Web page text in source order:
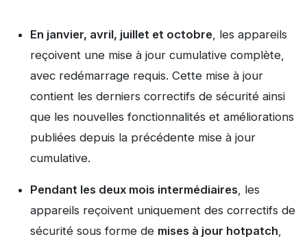
En janvier, avril, juillet et octobre, les appareils
reçoivent une mise à jour cumulative complète,
avec redémarrage requis. Cette mise à jour
contient les derniers correctifs de sécurité ainsi
que les nouvelles fonctionnalités et améliorations
publiées depuis la précédente mise à jour
cumulative.
Pendant les deux mois intermédiaires, les
appareils reçoivent uniquement des correctifs de
sécurité sous forme de mises à jour hotpatch,